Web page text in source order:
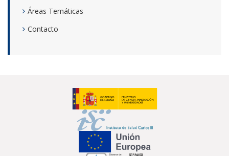
Áreas Temáticas
Contacto